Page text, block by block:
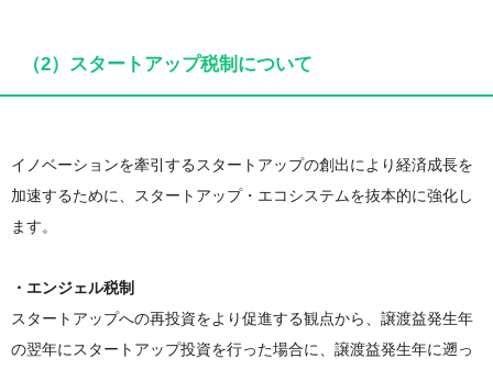
（2）スタートアップ税制について
イノベーションを牽引するスタートアップの創出により経済成長を
加速するために、スタートアップ・エコシステムを抜本的に強化し
ます。
・エンジェル税制
スタートアップへの再投資をより促進する観点から、譲渡益発生年
の翌年にスタートアップ投資を行った場合に、譲渡益発生年に遡っ